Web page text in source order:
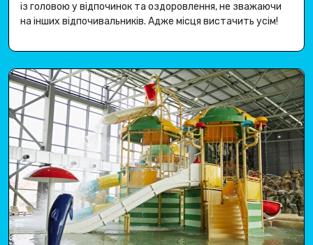
із головою у відпочинок та оздоровлення, не зважаючи
на інших відпочивальників. Адже місця вистачить усім!